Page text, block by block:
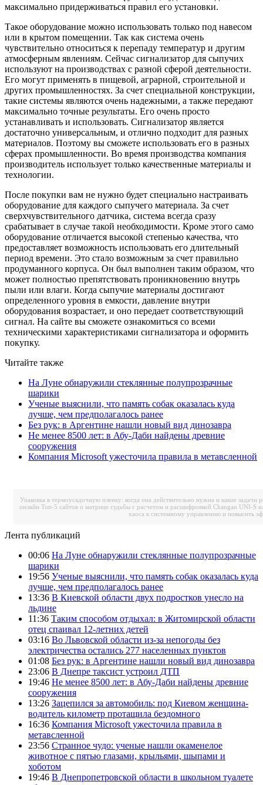
максимально придерживаться правил его установки.
Такое оборудование можно использовать только под навесом
или в крытом помещении. Так как система очень
чувствительно относиться к перепаду температур и другим
атмосферным явлениям. Сейчас сигнализатор для сыпучих
используют на производствах с разной сферой деятельности.
Его могут применять в пищевой, аграрной, строительной и
других промышленностях. За счет специальной конструкции,
такие системы являются очень надежными, а также передают
максимально точные результаты. Его очень просто
устанавливать и использовать. Сигнализатор является
достаточно универсальным, и отлично подходит для разных
материалов. Поэтому вы сможете использовать его в разных
сферах промышленности. Во время производства компания
производитель использует только качественные материалы и
технологии.
После покупки вам не нужно будет специально настраивать
оборудование для каждого сыпучего материала. За счет
сверхчувствительного датчика, система всегда сразу
срабатывает в случае такой необходимости. Кроме этого само
оборудование отличается высокой степенью качества, что
предоставляет возможность использовать его длительный
период времени. Это стало возможным за счет правильно
продуманного корпуса. Он был выполнен таким образом, что
может полностью препятствовать проникновению внутрь
пыли или влаги. Когда сыпучие материалы достигают
определенного уровня в емкости, давление внутри
оборудования возрастает, и оно передает соответствующий
сигнал. На сайте вы сможете ознакомиться со всеми
техническими характеристиками сигнализатора и оформить
покупку.
Читайте также
На Луне обнаружили стеклянные полупрозрачные
шарики
Ученые выяснили, что память собак оказалась куда
лучше, чем предполагалось ранее
Без рук: в Аргентине нашли новый вид динозавра
Не менее 8500 лет: в Абу-Даби найдены древние
сооружения
Компания Microsoft ужесточила правила в метавсленной
Упаковка в термоусадочную пленку: когда она действительно нужна и какие задачи
онлайн Топ-5 сайтов о матрице судьбы с расчетом и расшифровкой Changan UNI-S
хаоса к системному управлению и повысить
Лента публикаций
00:06 На Луне обнаружили стеклянные полупрозрачные
шарики
19:56 Ученые выяснили, что память собак оказалась куда
лучше, чем предполагалось ранее
13:36 В Киевской области двух подростков унесло на
льдине
11:36 Таким способом отдыхал: в Житомирской области
отец спаивал 12-летних детей
03:16 Во Львовской области из-за непогоды без
электричества остались 277 населенных пунктов
01:08 Без рук: в Аргентине нашли новый вид динозавра
23:06 В Днепре таксист устроил ДТП
19:46 Не менее 8500 лет: в Абу-Даби найдены древние
сооружения
13:26 Зацепился за автомобиль: под Киевом женщина-
водитель километр протащила бездомного
16:36 Компания Microsoft ужесточила правила в
метавсленной
23:56 Странное чудо: ученые нашли окаменелое
животное с пятью глазами, крыльями, шыпами и
хоботом
19:46 В Днепропетровской области в школьном туалете